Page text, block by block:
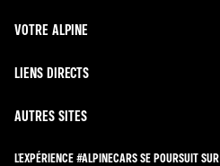
VOTRE ALPINE
LIENS DIRECTS
AUTRES SITES
L'EXPÉRIENCE #ALPINECARS SE POURSUIT SUR